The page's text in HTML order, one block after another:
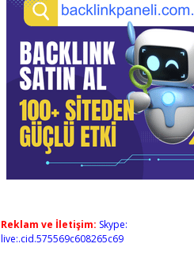
Reklam ve İletişim: Skype:
live:.cid.575569c608265c69